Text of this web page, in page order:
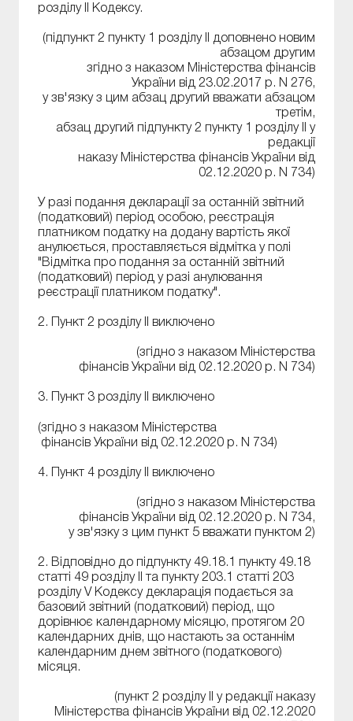
розділу II Кодексу.
(підпункт 2 пункту 1 розділу ІІ доповнено новим
абзацом другим
згідно з наказом Міністерства фінансів
України від 23.02.2017 р. N 276,
у зв'язку з цим абзац другий вважати абзацом
третім,
абзац другий підпункту 2 пункту 1 розділу ІІ у
редакції
наказу Міністерства фінансів України від
02.12.2020 р. N 734)
У разі подання декларації за останній звітний
(податковий) період особою, реєстрація
платником податку на додану вартість якої
анулюється, проставляється відмітка у полі
"Відмітка про подання за останній звітний
(податковий) період у разі анулювання
реєстрації платником податку".
2. Пункт 2 розділу ІІ виключено
(згідно з наказом Міністерства
фінансів України від 02.12.2020 р. N 734)
3. Пункт 3 розділу ІІ виключено
(згідно з наказом Міністерства
фінансів України від 02.12.2020 р. N 734)
4. Пункт 4 розділу ІІ виключено
(згідно з наказом Міністерства
фінансів України від 02.12.2020 р. N 734,
у зв'язку з цим пункт 5 вважати пунктом 2)
2. Відповідно до підпункту 49.18.1 пункту 49.18
статті 49 розділу II та пункту 203.1 статті 203
розділу V Кодексу декларація подається за
базовий звітний (податковий) період, що
дорівнює календарному місяцю, протягом 20
календарних днів, що настають за останнім
календарним днем звітного (податкового)
місяця.
(пункт 2 розділу ІІ у редакції наказу
Міністерства фінансів України від 02.12.2020